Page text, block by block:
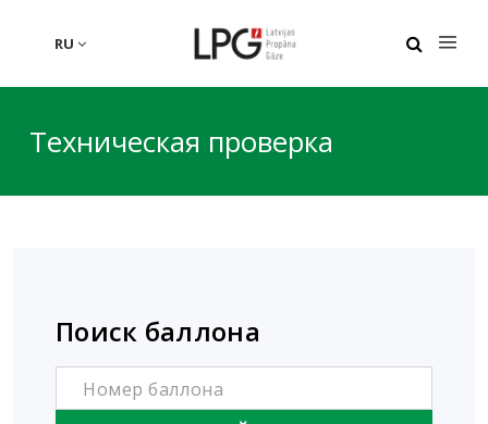
RU
Техническая проверка
Поиск баллона